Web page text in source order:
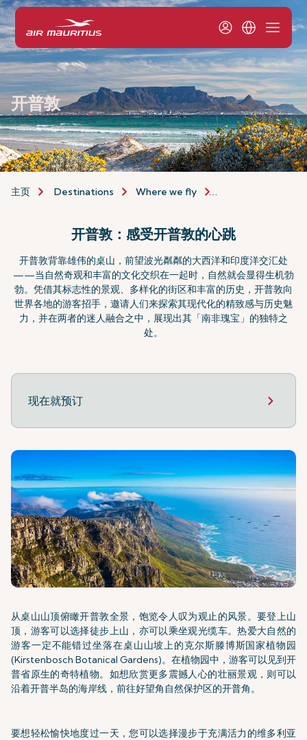
开普敦
主页 Destinations Where we fly
开普敦：感受开普敦的心跳
开普敦背靠雄伟的桌山，前望波光粼粼的大西洋和印度洋交汇处
——当自然奇观和丰富的文化交织在一起时，自然就会显得生机勃
勃。凭借其标志性的景观、多样化的街区和丰富的历史，开普敦向
世界各地的游客招手，邀请人们来探索其现代化的精致感与历史魅
力，并在两者的迷人融合之中，展现出其「南非瑰宝」的独特之
处。
现在就预订
从桌山山顶俯瞰开普敦全景，饱览令人叹为观止的风景。要登上山
顶，游客可以选择徒步上山，亦可以乘坐观光缆车。热爱大自然的
游客一定不能错过坐落在桌山山坡上的克尔斯滕博斯国家植物园
(Kirstenbosch Botanical Gardens)。在植物园中，游客可以见到开
普省原生的奇特植物。如想欣赏更多震撼人心的壮丽景观，则可以
沿着开普半岛的海岸线，前往好望角自然保护区的开普角。
要想轻松愉快地度过一天，您可以选择漫步于充满活力的维多利亚